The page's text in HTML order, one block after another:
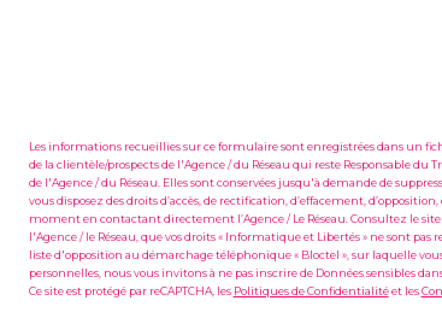
Les informations recueillies sur ce formulaire sont enregistrées dans un
de la clientèle/prospects de l'Agence / du Réseau qui reste Responsable
de l'Agence / du Réseau. Elles sont conservées jusqu'à demande de
vous disposez des droits d’accès, de rectification, d’effacement,
moment en contactant directement l’Agence / Le Réseau. Consultez le
l'Agence / le Réseau, que vos droits « Informatique et Libertés » ne sont
liste d'opposition au démarchage téléphonique « Bloctel », sur laquelle
personnelles, nous vous invitons à ne pas inscrire de Données sensibles
Ce site est protégé par reCAPTCHA, les Politiques de Confidentialitéet les